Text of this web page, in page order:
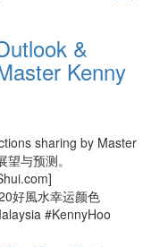
&
Kenny
sharing by Master
与预测。
好風水幸运颜色
#KennyHoo